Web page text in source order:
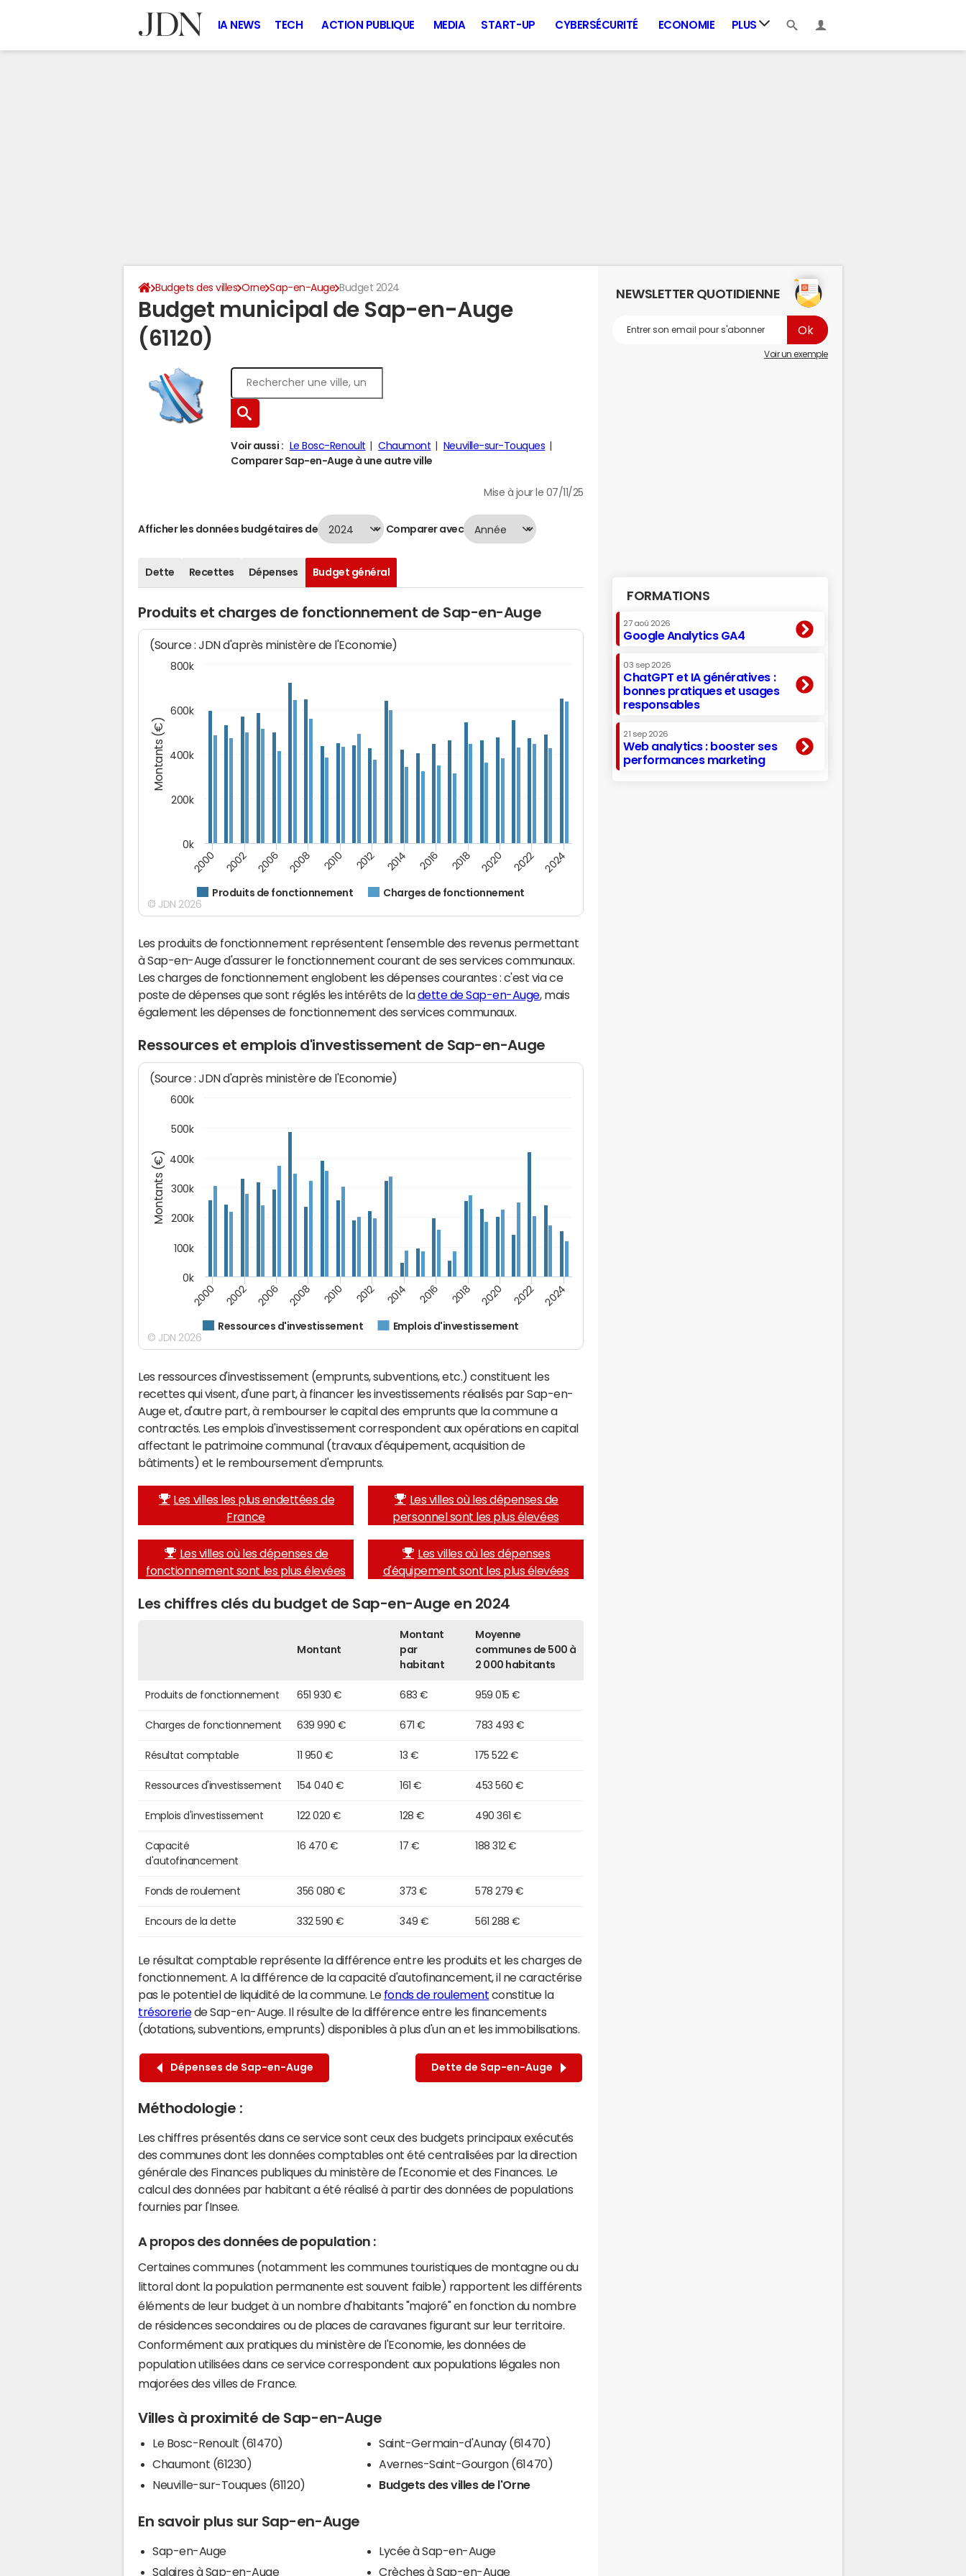
IA NEWS TECH ACTION PUBLIQUE MEDIA START-UP CYBERSÉCURITÉ ECONOMIE PLUS
Budgets des villes Orne Sap-en-Auge Budget 2024
Budget municipal de Sap-en-Auge
(61120)
Voir aussi : Le Bosc-Renoult Chaumont
Neuville-sur-Touques
Comparer Sap-en-Auge à une autre ville
Mise à jour le 07/11/25
Afficher les données budgétaires de Comparer avec
Dette Recettes Dépenses Budget général
Produits et charges de fonctionnement de Sap-en-Auge
Montants (€)
(Source : JDN d'après ministère de l'Economie)
Produits de fonctionnement Charges de fonctionnement
2000 2002 2006 2008 2010 2012 2014 2016 2018 2020 2022 2024
0k
200k
400k
600k
800k
© JDN 2026
Les produits de fonctionnement représentent l'ensemble des revenus permettant
à Sap-en-Auge d'assurer le fonctionnement courant de ses services communaux.
Les charges de fonctionnement englobent les dépenses courantes : c'est via ce
poste de dépenses que sont réglés les intérêts de ladette de Sap-en-Auge, mais
également les dépenses de fonctionnement des services communaux.
Ressources et emplois d'investissement de Sap-en-Auge
Montants (€)
(Source : JDN d'après ministère de l'Economie)
Ressources d'investissement Emplois d'investissement
2000 2002 2006 2008 2010 2012 2014 2016 2018 2020 2022 2024
0k
100k
200k
300k
400k
500k
600k
© JDN 2026
Les ressources d'investissement (emprunts, subventions, etc.) constituent les
recettes qui visent, d'une part, à financer les investissements réalisés par Sap-en-
Auge et, d'autre part, à rembourser le capital des emprunts que la commune a
contractés. Les emplois d'investissement correspondent aux opérations en capital
affectant le patrimoine communal (travaux d'équipement, acquisition de
bâtiments) et le remboursement d'emprunts.
Les villes les plus endettées de
France
Les villes où les dépenses de
personnel sont les plus élevées
Les villes où les dépenses de
fonctionnement sont les plus élevées
Les villes où les dépenses
d'équipement sont les plus élevées
Les chiffres clés du budget de Sap-en-Auge en 2024
Montant
Montant
par
habitant
Moyenne
communes de 500 à
2 000 habitants
Produits de fonctionnement 651 930 € 683 € 959 015 €
Charges de fonctionnement 639 990 € 671 € 783 493 €
Résultat comptable 11 950 € 13 € 175 522 €
Ressources d'investissement 154 040 € 161 € 453 560 €
Emplois d'investissement 122 020 € 128 € 490 361 €
Capacité
d'autofinancement
16 470 € 17 € 188 312 €
Fonds de roulement 356 080 € 373 € 578 279 €
Encours de la dette 332 590 € 349 € 561 288 €
Le résultat comptable représente la différence entre les produits et les charges de
fonctionnement. A la différence de la capacité d'autofinancement, il ne caractérise
pas le potentiel de liquidité de la commune. Le fonds de roulement constitue la
trésoreriede Sap-en-Auge. Il résulte de la différence entre les financements
(dotations, subventions, emprunts) disponibles à plus d'un an et les immobilisations.
Dépenses de Sap-en-Auge Dette de Sap-en-Auge
Méthodologie :
Les chiffres présentés dans ce service sont ceux des budgets principaux exécutés
des communes dont les données comptables ont été centralisées par la direction
générale des Finances publiques du ministère de l'Economie et des Finances. Le
calcul des données par habitant a été réalisé à partir des données de populations
fournies par l'Insee.
A propos des données de population :
Certaines communes (notamment les communes touristiques de montagne ou du
littoral dont la population permanente est souvent faible) rapportent les différents
éléments de leur budget à un nombre d'habitants "majoré" en fonction du nombre
de résidences secondaires ou de places de caravanes figurant sur leur territoire.
Conformément aux pratiques du ministère de l'Economie, les données de
population utilisées dans ce service correspondent aux populations légales non
majorées des villes de France.
Villes à proximité de Sap-en-Auge
Le Bosc-Renoult (61470)
Chaumont (61230)
Neuville-sur-Touques (61120)
Saint-Germain-d'Aunay (61470)
Avernes-Saint-Gourgon (61470)
Budgets des villes de l'Orne
En savoir plus sur Sap-en-Auge
Sap-en-Auge
Salaires à Sap-en-Auge
Lycée à Sap-en-Auge
Crèches à Sap-en-Auge
NEWSLETTER QUOTIDIENNE
Voir un exemple
FORMATIONS
27 aoû 2026
Google Analytics GA4
03 sep 2026
ChatGPT et IA génératives :
bonnes pratiques et usages
responsables
21 sep 2026
Web analytics : booster ses
performances marketing